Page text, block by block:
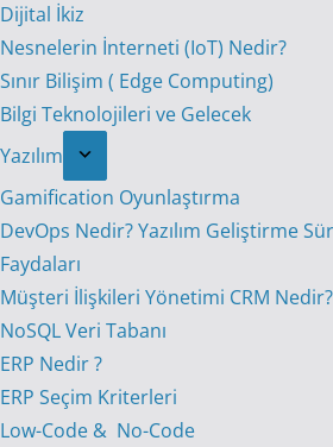
Dijital İkiz
Nesnelerin İnterneti (IoT) Nedir?
Sınır Bilişim ( Edge Computing)
Bilgi Teknolojileri ve Gelecek
Yazılım
Gamification Oyunlaştırma
DevOps Nedir? Yazılım Geliştirme
Faydaları
Müşteri İlişkileri Yönetimi CRM Nedir?
NoSQL Veri Tabanı
ERP Nedir ?
ERP Seçim Kriterleri
Low-Code & No-Code